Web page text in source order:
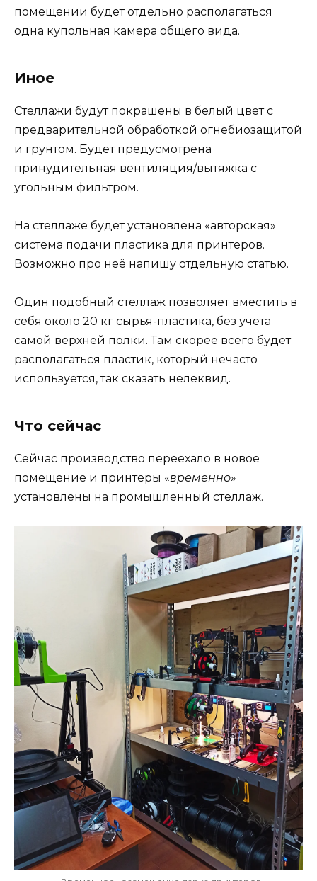
помещении будет отдельно располагаться
одна купольная камера общего вида.
Иное
Стеллажи будут покрашены в белый цвет с
предварительной обработкой огнебиозащитой
и грунтом. Будет предусмотрена
принудительная вентиляция/вытяжка с
угольным фильтром.
На стеллаже будет установлена «авторская»
система подачи пластика для принтеров.
Возможно про неё напишу отдельную статью.
Один подобный стеллаж позволяет вместить в
себя около 20 кг сырья-пластика, без учёта
самой верхней полки. Там скорее всего будет
располагаться пластик, который нечасто
используется, так сказать нелеквид.
Что сейчас
Сейчас производство переехало в новое
помещение и принтеры «временно»
установлены на промышленный стеллаж.